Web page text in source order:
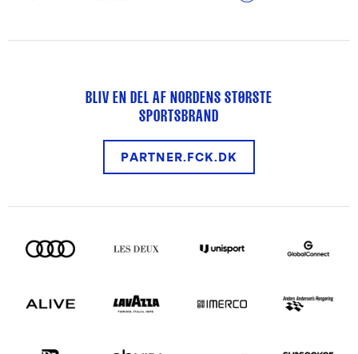
BLIV EN DEL AF NORDENS STØRSTE
SPORTSBRAND
PARTNER.FCK.DK